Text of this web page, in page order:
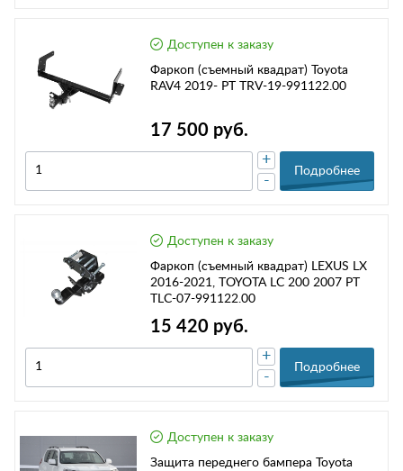
Доступен к заказу
Фаркоп (съемный квадрат) Toyota
RAV4 2019- РТ TRV-19-991122.00
17 500 руб.
-
+
Подробнее
Доступен к заказу
Фаркоп (съемный квадрат) LEXUS LX
2016-2021, TOYOTA LC 200 2007 РТ
TLC-07-991122.00
15 420 руб.
-
+
Подробнее
Доступен к заказу
Защита переднего бампера Toyota